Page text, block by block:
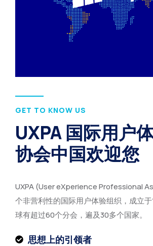
GET TO KNOW US
UXPA 国际用户
协会中国欢迎您
UXPA (User eXperience Professional
个非营利性的国际用户体验组织，成立
球有超过60个分会，遍及30多个国家。
思想上的引领者